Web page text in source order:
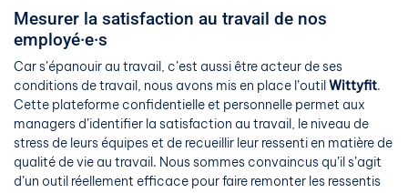
Mesurer la satisfaction au travail de nos
employé·e·s
Car s’épanouir au travail, c’est aussi être acteur de ses
conditions de travail, nous avons mis en place l’outilWittyfit.
Cette plateforme confidentielle et personnelle permet aux
managers d’identifier la satisfaction au travail, le niveau de
stress de leurs équipes et de recueillir leur ressenti en matière de
qualité de vie au travail. Nous sommes convaincus qu’il s’agit
d’un outil réellement efficace pour faire remonter les ressentis